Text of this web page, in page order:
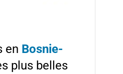
en Bosnie-
plus belles